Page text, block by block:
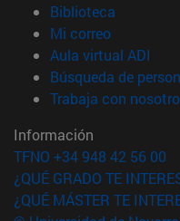
Biblioteca
Mi correo(abre en
Aula virtual ADI
Búsqueda de
Trabaja con
Información
TFNO +34 948 42 56 00
¿QUÉ GRADO TE
¿QUÉ MÁSTER TE